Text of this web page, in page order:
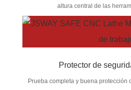
altura central de las
Protector de
Prueba completa y buena